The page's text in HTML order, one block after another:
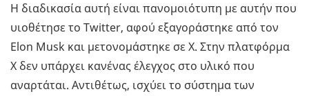
Η διαδικασία αυτή είναι πανομοιότυπη με αυτήν που
υιοθέτησε το Twitter, αφού εξαγοράστηκε από τον
Elon Musk και μετονομάστηκε σε X. Στην πλατφόρμα
Χ δεν υπάρχει κανένας έλεγχος στο υλικό που
αναρτάται. Αντιθέτως, ισχύει το σύστημα των